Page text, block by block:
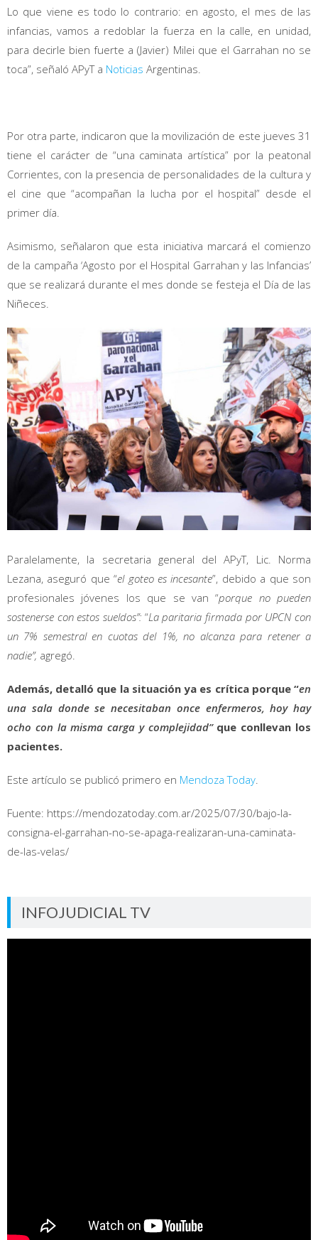
Lo que viene es todo lo contrario: en agosto, el mes de las
infancias, vamos a redoblar la fuerza en la calle, en unidad,
para decirle bien fuerte a (Javier) Milei que el Garrahan no se
toca”, señaló APyT a Noticias Argentinas.
Por otra parte, indicaron que la movilización de este jueves 31
tiene el carácter de “una caminata artística” por la peatonal
Corrientes, con la presencia de personalidades de la cultura y
el cine que “acompañan la lucha por el hospital” desde el
primer día.
Asimismo, señalaron que esta iniciativa marcará el comienzo
de la campaña ‘Agosto por el Hospital Garrahan y las Infancias’
que se realizará durante el mes donde se festeja el Día de las
Niñeces.
Paralelamente, la secretaria general del APyT, Lic. Norma
Lezana, aseguró que “el goteo es incesante”, debido a que son
profesionales jóvenes los que se van “porque no pueden
sostenerse con estos sueldos”: “La paritaria firmada por UPCN con
un 7% semestral en cuotas del 1%, no alcanza para retener a
nadie”, agregó.
Además, detalló que la situación ya es crítica porque “en
una sala donde se necesitaban once enfermeros, hoy hay
ocho con la misma carga y complejidad”que conllevan los
pacientes.
Este artículo se publicó primero en Mendoza Today.
Fuente: https://mendozatoday.com.ar/2025/07/30/bajo-la-
consigna-el-garrahan-no-se-apaga-realizaran-una-caminata-
de-las-velas/
INFOJUDICIAL TV